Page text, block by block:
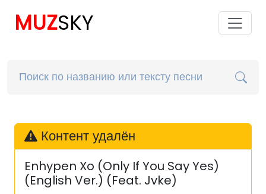
MUZSKY
Контент удалён
Enhypen Xo (Only If You Say Yes)
(English Ver.) (Feat. Jvke)